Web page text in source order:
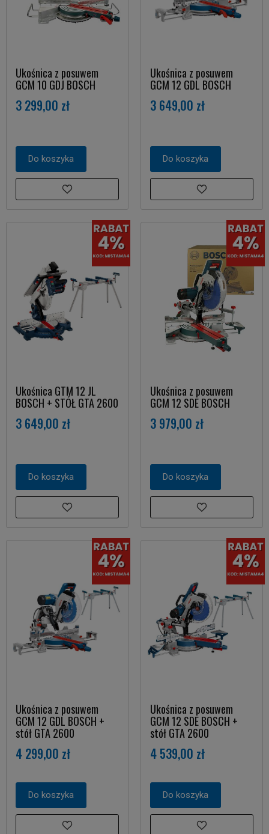
Ukośnica z posuwem
GCM 10 GDJ BOSCH
3 299,00 zł
Do koszyka
Ukośnica z posuwem
GCM 12 GDL BOSCH
3 649,00 zł
Do koszyka
Ukośnica GTM 12 JL
BOSCH + STÓŁ GTA 2600
3 649,00 zł
Do koszyka
Ukośnica z posuwem
GCM 12 SDE BOSCH
3 979,00 zł
Do koszyka
Ukośnica z posuwem
GCM 12 GDL BOSCH +
stół GTA 2600
4 299,00 zł
Do koszyka
Ukośnica z posuwem
GCM 12 SDE BOSCH +
stół GTA 2600
4 539,00 zł
Do koszyka